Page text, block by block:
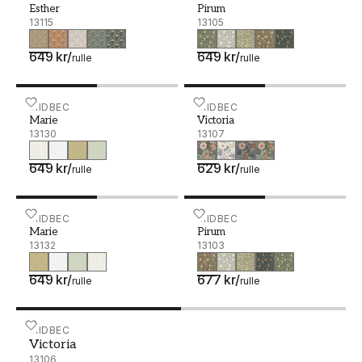
Esther
13115
649 kr/rulle
Pirum
13105
649 kr/rulle
MIDBEC
Marie
13130
649 kr/rulle
Marie - 13130 MIDBEC
Victoria
13107
629 kr/rulle
Victoria - 13107
MIDBEC
Marie
13132
649 kr/rulle
Marie - 13132 MIDBEC
Pirum
13103
677 kr/rulle
Pirum - 13103
MIDBEC
Victoria
13106
Victoria - 13106